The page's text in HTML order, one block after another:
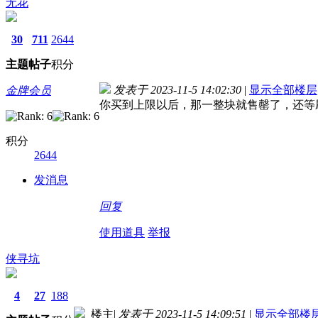
30
主题
711
帖子
2644
积分
金牌会员
积分
2644
发消息
发表于 2023-11-5 14:02:30 | 显示全部楼层
你买到上限以后，那一整块就售罄了，还等
回复
使用道具 举报
侠寻坑
4 27 188
楼主| 发表于 2023-11-5 14:09:51 | 显示全部楼